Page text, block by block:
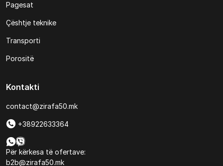
Pagesat
Çështje teknike
Transporti
Porositë
Kontakti
contact@zirafa50.mk
+38922633364
Për kërkesa të ofertave:
b2b@zirafa50.mk